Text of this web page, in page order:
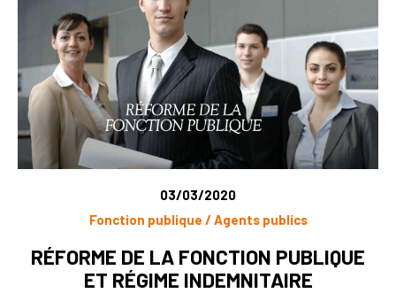
03/03/2020
Fonction publique / Agents publics
RÉFORME DE LA FONCTION PUBLIQUE
ET RÉGIME INDEMNITAIRE